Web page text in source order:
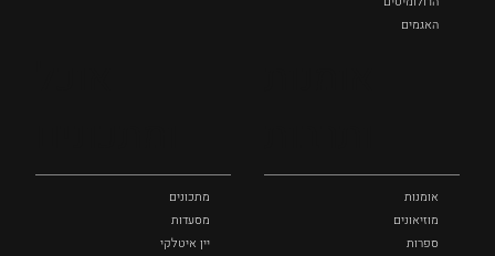
האגמים
אומנות
מוזיאונים
ספרות
מתכונים
מסעדות
יין איטלקי